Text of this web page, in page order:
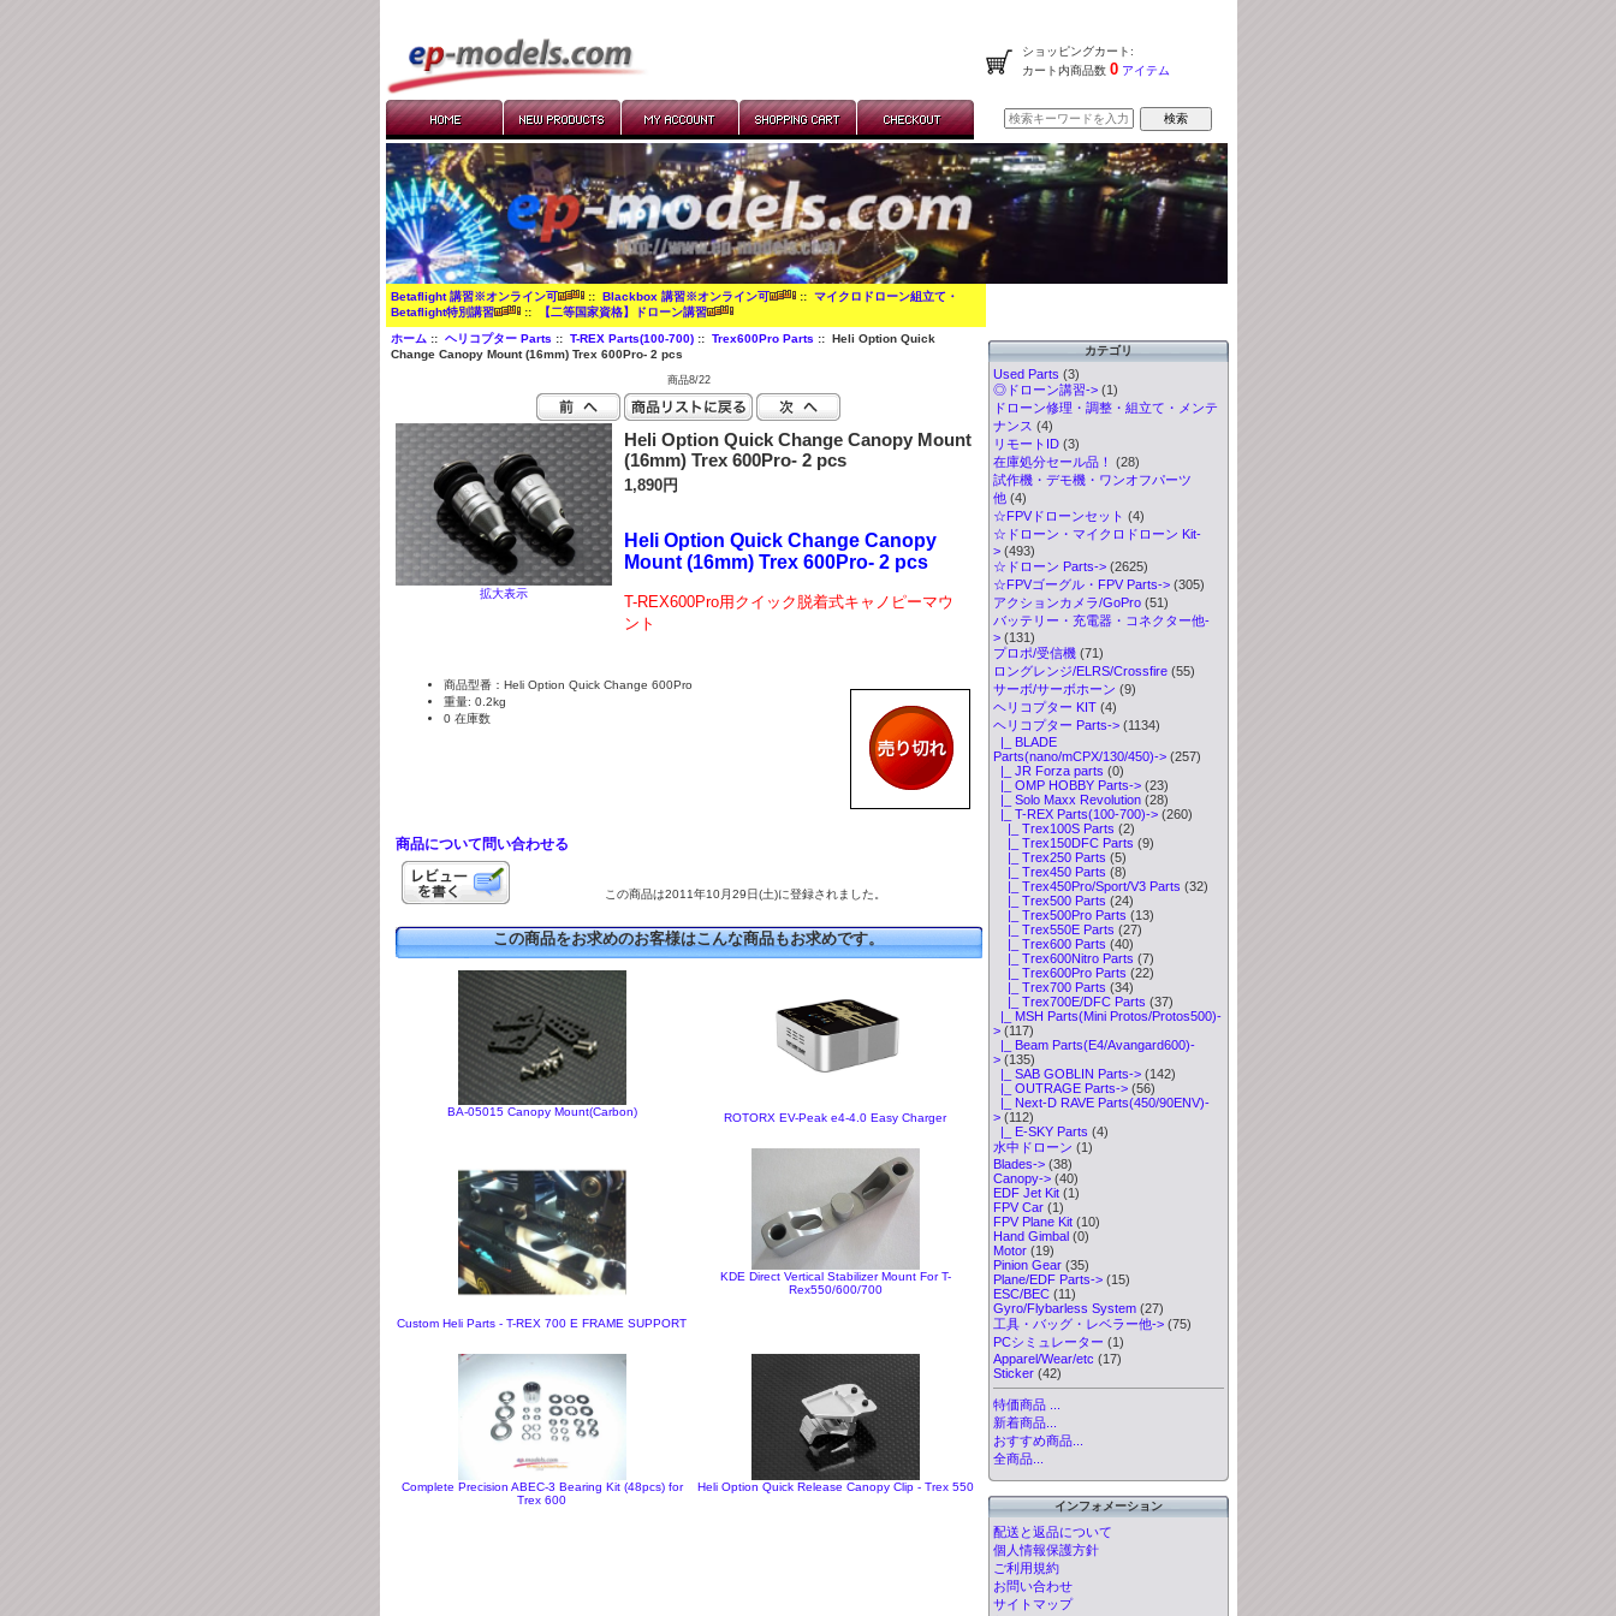
ショッピングカート:
カート内商品数 0アイテム
Betaflight 講習※オンライン可 ::Blackbox 講習※オンライン可 ::マイクロドローン組立て・
Betaflight特別講習
:: 【二等国家資格】ドローン講習
ホーム ::ヘリコプター Parts ::T-REX Parts(100-700) ::Trex600Pro Parts :: Heli Option Quick
Change Canopy Mount (16mm) Trex 600Pro- 2 pcs
商品8/22
拡大表示
Heli Option Quick Change Canopy Mount
(16mm) Trex 600Pro- 2 pcs
1,890円
Heli Option Quick Change Canopy
Mount (16mm) Trex 600Pro- 2 pcs
T-REX600Pro用クイック脱着式キャノピーマウ
ント
商品型番：Heli Option Quick Change 600Pro
重量: 0.2kg
0 在庫数
商品について問い合わせる
この商品は2011年10月29日(土)に登録されました。
この商品をお求めのお客様はこんな商品もお求めです。
BA-05015 Canopy Mount(Carbon) ROTORX EV-Peak e4-4.0 Easy Charger
Custom Heli Parts - T-REX 700 E FRAME SUPPORT
KDE Direct Vertical Stabilizer Mount For T-
Rex550/600/700
Complete Precision ABEC-3 Bearing Kit (48pcs) for
Trex 600
Heli Option Quick Release Canopy Clip - Trex 550
カテゴリ
Used Parts (3)
◎ドローン講習->(1)
ドローン修理・調整・組立て・メンテ
ナンス (4)
リモートID(3)
在庫処分セール品！
(28)
試作機・デモ機・ワンオフパーツ
他(4)
☆FPVドローンセット (4)
☆ドローン・マイクロドローン Kit-
>(493)
☆ドローン Parts->(2625)
☆FPVゴーグル・FPV Parts->(305)
アクションカメラ/GoPro(51)
バッテリー・充電器・コネクター他-
>(131)
プロポ/受信機(71)
ロングレンジ/ELRS/Crossfire(55)
サーボ/サーボホーン (9)
ヘリコプター KIT(4)
ヘリコプター Parts->(1134)
|_ BLADE
Parts(nano/mCPX/130/450)->(257)
|_ JR Forza parts (0)
|_ OMP HOBBY Parts->(23)
|_ Solo Maxx Revolution(28)
|_ T-REX Parts(100-700)->(260)
|_ Trex100S Parts (2)
|_ Trex150DFC Parts (9)
|_ Trex250 Parts (5)
|_ Trex450 Parts (8)
|_ Trex450Pro/Sport/V3 Parts (32)
|_ Trex500 Parts (24)
|_ Trex500Pro Parts (13)
|_ Trex550E Parts (27)
|_ Trex600 Parts (40)
|_ Trex600Nitro Parts (7)
|_ Trex600Pro Parts (22)
|_ Trex700 Parts (34)
|_ Trex700E/DFC Parts (37)
|_ MSH Parts(Mini Protos/Protos500)-
>(117)
|_ Beam Parts(E4/Avangard600)-
>(135)
|_ SAB GOBLIN Parts->(142)
|_ OUTRAGE Parts->(56)
|_ Next-D RAVE Parts(450/90ENV)-
>(112)
|_ E-SKY Parts (4)
水中ドローン (1)
Blades->(38)
Canopy->(40)
EDF Jet Kit(1)
FPV Car(1)
FPV Plane Kit(10)
Hand Gimbal(0)
Motor(19)
Pinion Gear(35)
Plane/EDF Parts->(15)
ESC/BEC(11)
Gyro/Flybarless System(27)
工具・バッグ・レベラー他->(75)
PCシミュレーター (1)
Apparel/Wear/etc (17)
Sticker(42)
特価商品 ...
新着商品...
おすすめ商品...
全商品...
インフォメーション
配送と返品について
個人情報保護方針
ご利用規約
お問い合わせ
サイトマップ